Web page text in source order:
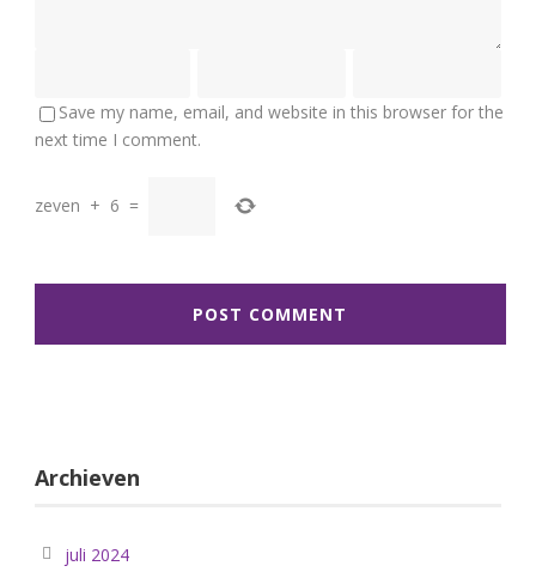
Save my name, email, and website in this browser for the
next time I comment.
zeven + 6 =
Archieven
juli 2024